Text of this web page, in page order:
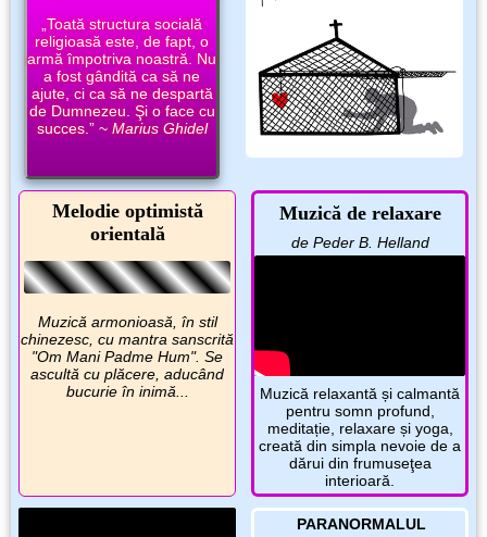
„Toată structura socială
religioasă este, de fapt, o
armă împotriva noastră. Nu
a fost gândită ca să ne
ajute, ci ca să ne despartă
de Dumnezeu. Şi o face cu
succes.” ~ Marius Ghidel
Melodie optimistă
orientală
Muzică armonioasă, în stil
chinezesc, cu mantra sanscrită
"Om Mani Padme Hum". Se
ascultă cu plăcere, aducând
bucurie în inimă...
Muzică de relaxare
de Peder B. Helland
Muzică relaxantă și calmantă
pentru somn profund,
meditație, relaxare și yoga,
creată din simpla nevoie de a
dărui din frumuseţea
interioară.
PARANORMALUL